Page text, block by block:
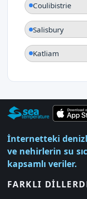
Coulibistrie
Salisbury
Katliam
İnternetteki
ve nehirlerin su
kapsamlı veriler.
FARKLI